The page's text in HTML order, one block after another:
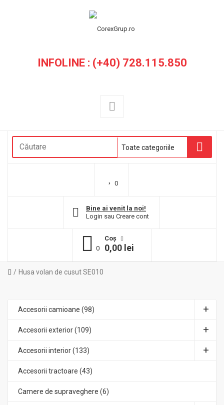
INFOLINE : (+40) 728.115.850
0
Bine ai venit la noi!
Login sau Creare cont
Coş
0
0,00 lei
Husa volan de cusut SE010
Accesorii camioane (98)
Accesorii exterior (109)
Accesorii interior (133)
Accesorii tractoare (43)
Camere de supraveghere (6)